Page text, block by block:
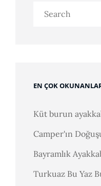
Search
EN ÇOK
Küt burun
Camper'ın
Bayramlık
Turkuaz Bu Yaz